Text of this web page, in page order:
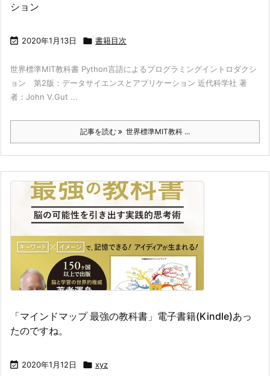
ション
 2020年1月13日  書籍目次
世界標準MIT教科書 Python言語によるプログラミングイントロダクシ
ョン 第2版：データサイエンスとアプリケーション 近代科学社 著
者：John V.Gut ...
記事を読む 世界標準MIT教科 ...
「マインドマップ 最強の教科書」電子書籍(Kindle)あっ
たのですね。
 2020年1月12日  xyz